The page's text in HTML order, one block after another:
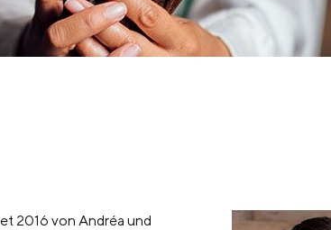
2016 von Andréa und